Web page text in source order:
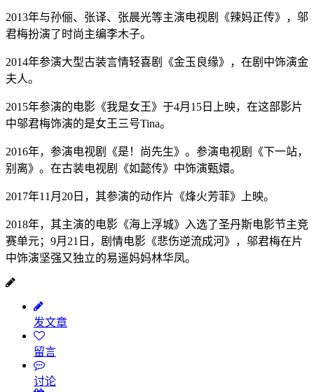
2013年与孙俪、张译、张晨光等主演电视剧《辣妈正传》，邬
君梅扮演了时尚主编李木子。
2014年参演大型古装言情轻喜剧《金玉良缘》，在剧中饰演金
夫人。
2015年参演的电影《我是女王》于4月15日上映，在这部影片
中邬君梅饰演的是女王三号Tina。
2016年，参演电视剧《是！尚先生》。参演电视剧《下一站，
别离》。在古装电视剧《如懿传》中饰演甄嬛。
2017年11月20日，其参演的动作片《烽火芳菲》上映。
2018年，其主演的电影《海上浮城》入选了圣丹斯电影节主竞
赛单元；9月21日，剧情电影《悲伤逆流成河》，邬君梅在片
中饰演坚强又独立的易遥妈妈林华凤。
发文章
留言
讨论